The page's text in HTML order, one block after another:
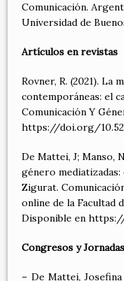
Comunicación.
Universidad de
Artículos en revistas
Rovner, R. (2021). La
contemporáneas: el
Comunicación Y
https://doi.org/
De Mattei, J; Manso,
género
Zigurat.
online de la Facultad
Disponible en
Congresos y Jornadas
– De Mattei,